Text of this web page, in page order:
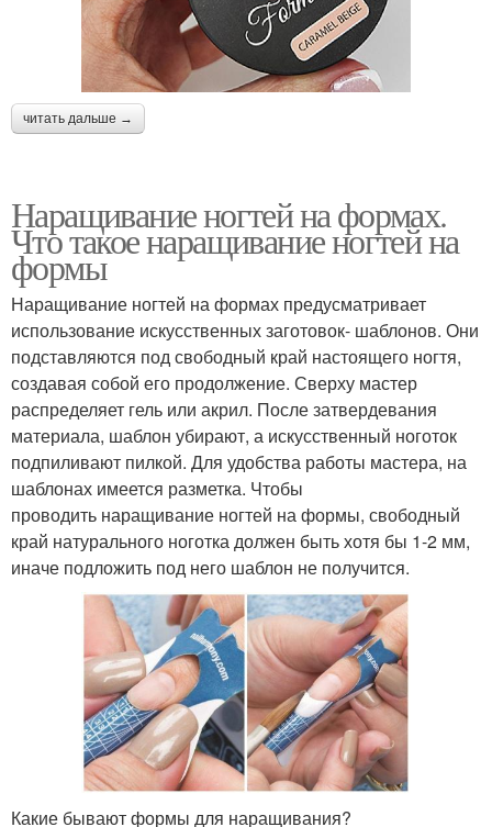
читать дальше →
Наращивание ногтей на формах.
Что такое наращивание ногтей на
формы
Наращивание ногтей на формах предусматривает
использование искусственных заготовок- шаблонов. Они
подставляются под свободный край настоящего ногтя,
создавая собой его продолжение. Сверху мастер
распределяет гель или акрил. После затвердевания
материала, шаблон убирают, а искусственный ноготок
подпиливают пилкой. Для удобства работы мастера, на
шаблонах имеется разметка. Чтобы
проводить наращивание ногтей на формы, свободный
край натурального ноготка должен быть хотя бы 1-2 мм,
иначе подложить под него шаблон не получится.
Какие бывают формы для наращивания?